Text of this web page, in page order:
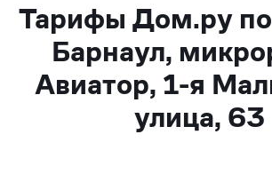
Тарифы Дом.ру по
Барнаул,
Авиатор, 1-я
улица, 63